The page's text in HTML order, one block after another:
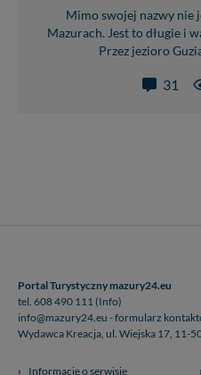
Mimo swojej nazwy nie
Mazurach. Jest to długie i
Przez jezioro
31
tel. 608 490 111 (Info)
info@mazury24.eu - formularz
Wydawca Kreacja, ul. Wiejska 17, 11-
Pliki do pobrania